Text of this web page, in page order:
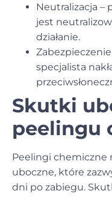
Neutralizacja –
jest
działanie.
specjalista
Skutki
peelingu
Peelingi chemiczne
uboczne, które
dni po zabiegu.